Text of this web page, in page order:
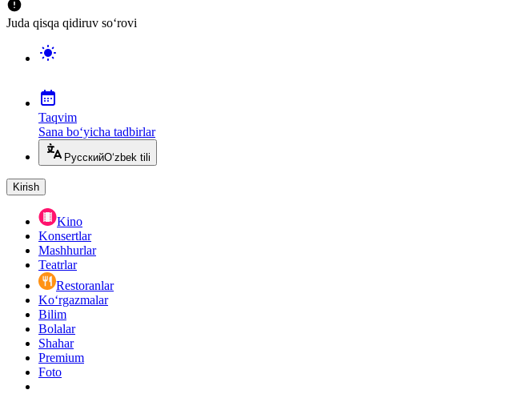
Juda qisqa qidiruv so‘rovi
Taqvim
Sana bo‘yicha tadbirlar
РусскийO‘zbek tili
Kirish
Kino
Konsertlar
Mashhurlar
Teatrlar
Restoranlar
Ko‘rgazmalar
Bilim
Bolalar
Shahar
Premium
Foto